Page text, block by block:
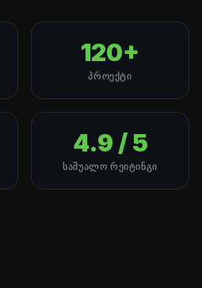
120+
ᲞᲠᲝᲔᲥᲢᲘ
4.9 / 5
ᲡᲐᲨᲣᲐᲚᲝ ᲠᲔᲘᲢᲘᲜᲒᲘ